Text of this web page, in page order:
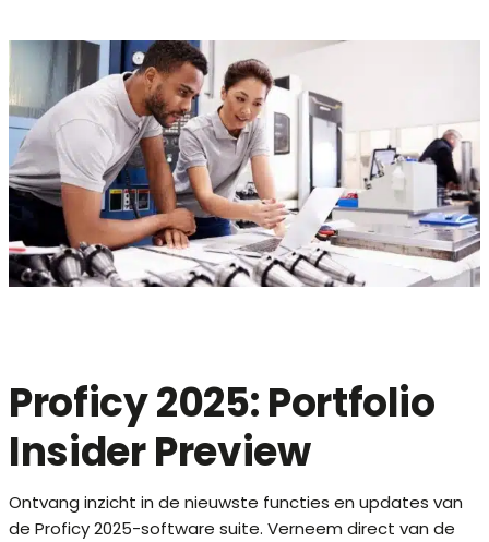
Proficy 2025: Portfolio
Insider Preview
Ontvang inzicht in de nieuwste functies en updates van
de Proficy 2025-software suite. Verneem direct van de